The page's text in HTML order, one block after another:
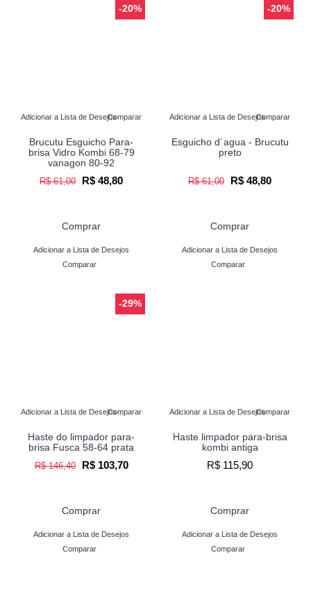
-20%
Adicionar a Lista de DesejosComparar
Brucutu Esguicho Para-
brisa Vidro Kombi 68-79
vanagon 80-92
R$ 61,00 R$ 48,80
Comprar
Adicionar a Lista de Desejos
Comparar
-20%
Adicionar a Lista de DesejosComparar
Esguicho d´agua - Brucutu
preto
R$ 61,00 R$ 48,80
Comprar
Adicionar a Lista de Desejos
Comparar
-29%
Adicionar a Lista de DesejosComparar
Haste do limpador para-
brisa Fusca 58-64 prata
R$ 146,40 R$ 103,70
Comprar
Adicionar a Lista de Desejos
Comparar
Adicionar a Lista de DesejosComparar
Haste limpador para-brisa
kombi antiga
R$ 115,90
Comprar
Adicionar a Lista de Desejos
Comparar